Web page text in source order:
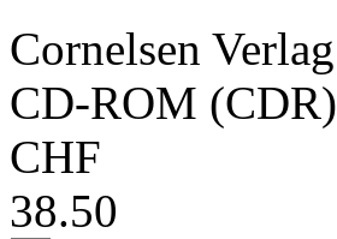
Cornelsen Verlag
CD-ROM (CDR)
CHF
38.50